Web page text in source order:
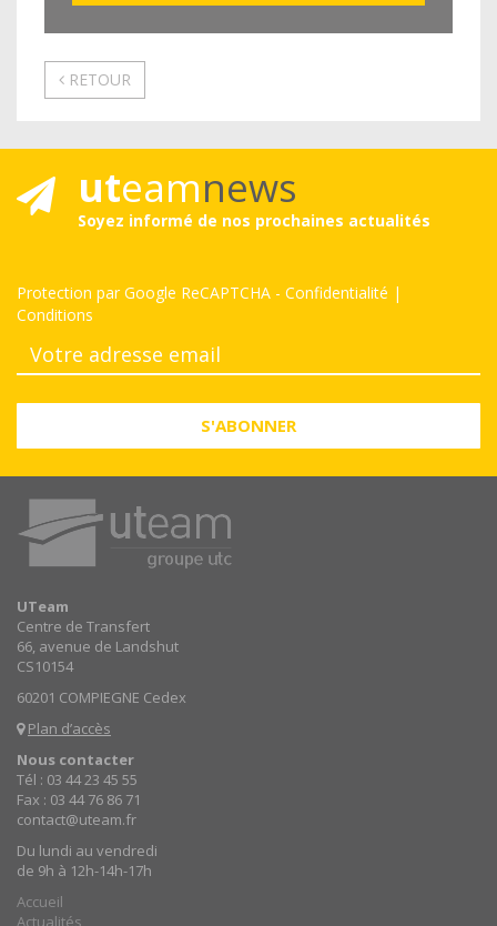
RETOUR
uteamnews
Soyez informé de nos prochaines actualités
S'ABONNER
Protection par Google ReCAPTCHA - Confidentialité |
Conditions
UTeam
Centre de Transfert
66, avenue de Landshut
CS10154
60201 COMPIEGNE Cedex
Plan d’accès
Nous contacter
Tél : 03 44 23 45 55
Fax : 03 44 76 86 71
contact@uteam.fr
Du lundi au vendredi
de 9h à 12h-14h-17h
Accueil
Actualités